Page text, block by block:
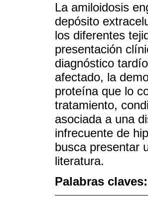
La amiloidosis
depósito
los diferentes
presentación
diagnóstico
afectado, la
proteína que lo
tratamiento,
asociada a una
infrecuente de
busca presentar
literatura.
Palabras claves: